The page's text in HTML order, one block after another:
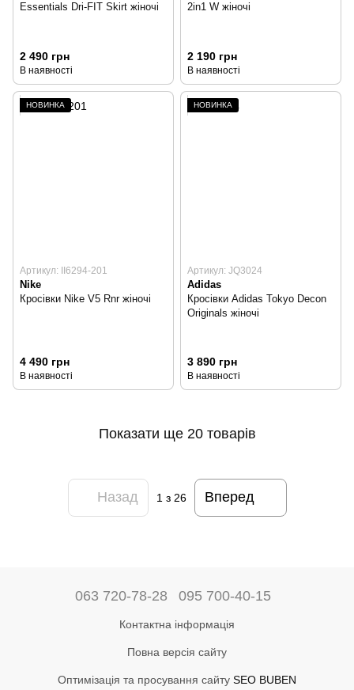
Essentials Dri-FIT Skirt жіночі
2 490 грн
В наявності
2in1 W жіночі
2 190 грн
В наявності
НОВИНКА
Артикул: II6294-201
Nike
Кросівки Nike V5 Rnr жіночі
4 490 грн
В наявності
НОВИНКА
Артикул: JQ3024
Adidas
Кросівки Adidas Tokyo Decon
Originals жіночі
3 890 грн
В наявності
Показати ще 20 товарів
Назад 1 з 26 Вперед
063 720-78-28 095 700-40-15
Контактна інформація
Повна версія сайту
Оптимізація та просування сайту SEO BUBEN